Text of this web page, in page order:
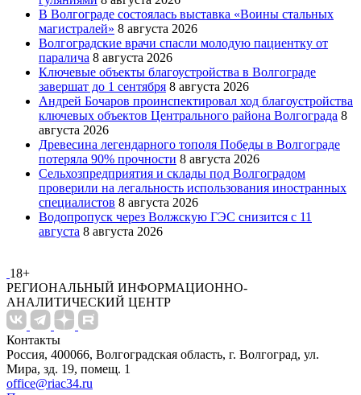
В Волгограде состоялась выставка «Воины стальных
магистралей» 8 августа 2026
Волгоградские врачи спасли молодую пациентку от
паралича 8 августа 2026
Ключевые объекты благоустройства в Волгограде
завершат до 1 сентября 8 августа 2026
Андрей Бочаров проинспектировал ход благоустройства
ключевых объектов Центрального района Волгограда 8
августа 2026
Древесина легендарного тополя Победы в Волгограде
потеряла 90% прочности 8 августа 2026
Сельхозпредприятия и склады под Волгоградом
проверили на легальность использования иностранных
специалистов 8 августа 2026
Водопропуск через Волжскую ГЭС снизится с 11
августа 8 августа 2026
18+
РЕГИОНАЛЬНЫЙ ИНФОРМАЦИОННО-
АНАЛИТИЧЕСКИЙ ЦЕНТР
Контакты
Россия, 400066, Волгоградская область, г. Волгоград, ул.
Мира, зд. 19, помещ. 1
office@riac34.ru